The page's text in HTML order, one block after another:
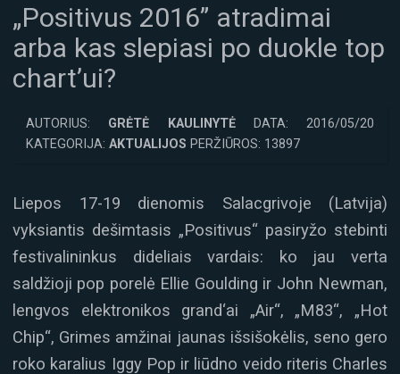
„Positivus 2016” atradimai
arba kas slepiasi po duokle top
chart’ui?
AUTORIUS: GRĖTĖ KAULINYTĖDATA: 2016/05/20
KATEGORIJA: AKTUALIJOS PERŽIŪROS: 13897
Liepos 17-19 dienomis Salacgrivoje (Latvija)
vyksiantis dešimtasis „Positivus“ pasiryžo stebinti
festivalininkus dideliais vardais: ko jau verta
saldžioji pop porelė Ellie Goulding ir John Newman,
lengvos elektronikos grand‘ai „Air“, „M83“, „Hot
Chip“, Grimes amžinai jaunas išsišokėlis, seno gero
roko karalius Iggy Pop ir liūdno veido riteris Charles